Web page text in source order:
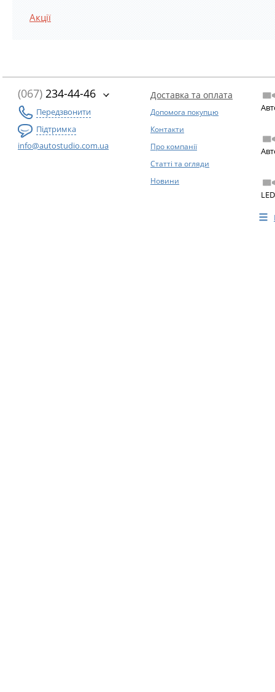
Акції
(067) 234-44-46
Передзвонити
Підтримка
info@autostudio.com.ua
Доставка та оплата
Допомога покупцю
Контакти
Про компанії
Статті та огляди
Новини